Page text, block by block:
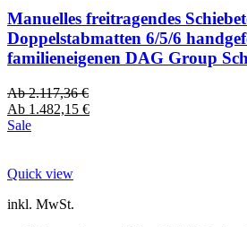
Manuelles freitragendes
Doppelstabmatten 6/5/6
familieneigenen DAG Group
Ab2.117,36€
Ab 1.482,15 €
Sale
Quick view
inkl. MwSt.